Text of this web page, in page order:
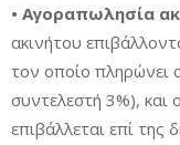
• Αγοραπωλησία
ακινήτου
τον οποίο πληρώνει
συντελεστή 3%), και
επιβάλλεται επί της